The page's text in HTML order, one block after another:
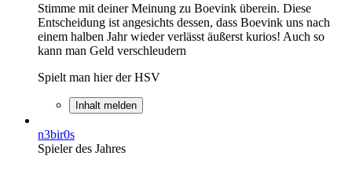
Stimme mit deiner Meinung zu Boevink überein. Diese
Entscheidung ist angesichts dessen, dass Boevink uns nach
einem halben Jahr wieder verlässt äußerst kurios! Auch so
kann man Geld verschleudern
Spielt man hier der HSV
Inhalt melden
n3bir0s
Spieler des Jahres